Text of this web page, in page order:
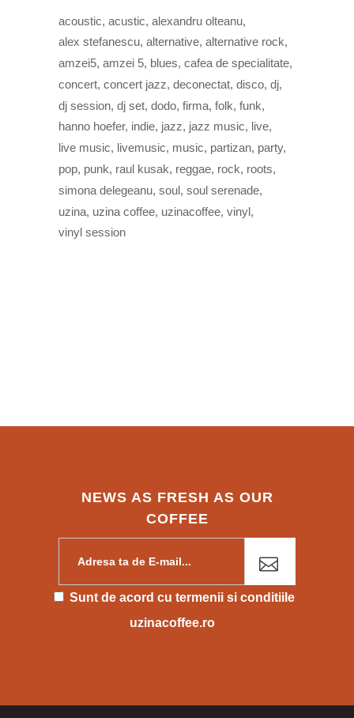
acoustic acustic alexandru olteanu
alex stefanescu alternative alternative rock
amzei5 amzei 5 blues cafea de specialitate
concert concert jazz deconectat disco dj
dj session dj set dodo firma folk funk
hanno hoefer indie jazz jazz music
live
live music livemusic music partizan party
pop punk raul kusak reggae rock roots
simona delegeanu soul soul serenade
uzina uzina coffee uzinacoffee vinyl
vinyl session
NEWS AS FRESH AS OUR
COFFEE
Please leave this field empty.
Sunt de acord cu termenii si conditiile
uzinacoffee.ro